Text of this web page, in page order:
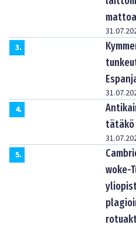
3.
4.
tätäkö
5.
woke-